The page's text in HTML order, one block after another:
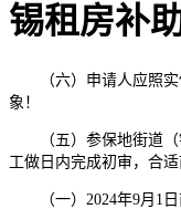
锡租房补
（六）申请人应照实
象！
（五）参保地街道（
工做日内完成初审，合
（一）2024年9月1日